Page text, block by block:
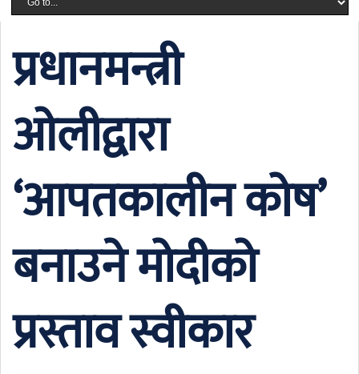
प्रधानमन्त्री
ओलीद्वारा
‘आपतकालीन कोष’
बनाउने मोदीको
प्रस्ताव स्वीकार